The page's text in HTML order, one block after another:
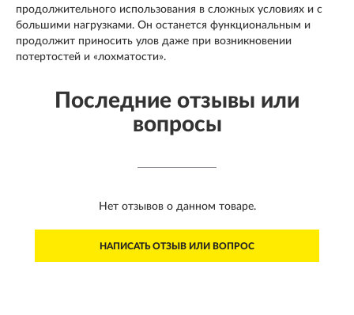
продолжительного использования в сложных условиях и с
большими нагрузками. Он останется функциональным и
продолжит приносить улов даже при возникновении
потертостей и «лохматости».
Последние отзывы или
вопросы
Нет отзывов о данном товаре.
НАПИСАТЬ ОТЗЫВ ИЛИ ВОПРОС